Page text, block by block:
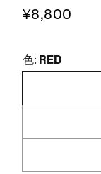
¥8,800
色: RED